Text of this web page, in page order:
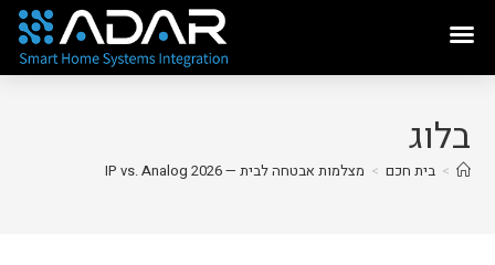
בלוג
> בית חכם > מצלמות אבטחה לבית — IP vs. Analog 2026